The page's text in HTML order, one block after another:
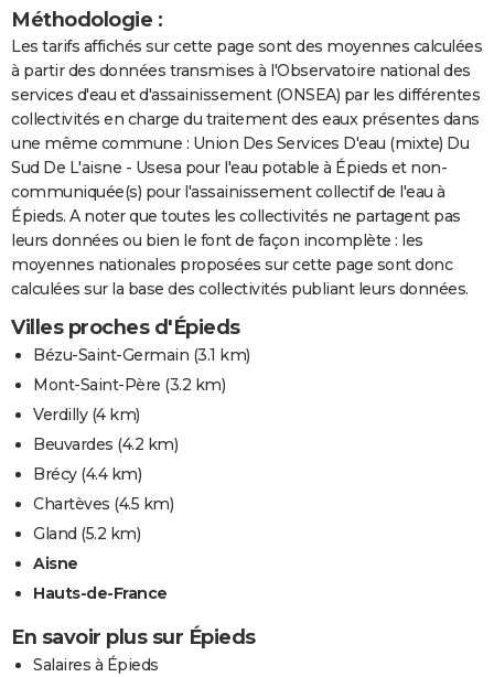
Méthodologie :
Les tarifs affichés sur cette page sont des moyennes calculées
à partir des données transmises à l'Observatoire national des
services d'eau et d'assainissement (ONSEA) par les différentes
collectivités en charge du traitement des eaux présentes dans
une même commune : Union Des Services D'eau (mixte) Du
Sud De L'aisne - Usesa pour l'eau potable à Épieds et non-
communiquée(s) pour l'assainissement collectif de l'eau à
Épieds. A noter que toutes les collectivités ne partagent pas
leurs données ou bien le font de façon incomplète : les
moyennes nationales proposées sur cette page sont donc
calculées sur la base des collectivités publiant leurs données.
Villes proches d'Épieds
Bézu-Saint-Germain (3.1 km)
Mont-Saint-Père (3.2 km)
Verdilly(4 km)
Beuvardes (4.2 km)
Brécy(4.4 km)
Chartèves (4.5 km)
Gland (5.2 km)
Aisne
Hauts-de-France
En savoir plus sur Épieds
Salaires à Épieds